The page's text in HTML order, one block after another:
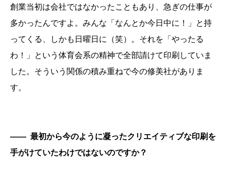
創業当初は会社ではなかったこともあり、急ぎの仕事が
多かったんですよ。みんな「なんとか今日中に！」と持
ってくる、しかも日曜日に（笑）。それを「やったる
わ！」という体育会系の精神で全部請けて印刷していま
した。そういう関係の積み重ねで今の修美社がありま
す。
―― 最初から今のように凝ったクリエイティブな印刷を
手がけていたわけではないのですか？